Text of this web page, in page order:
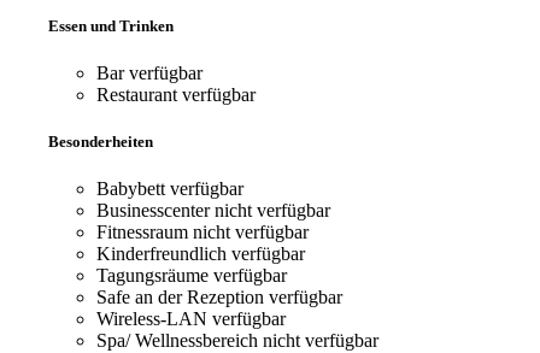
Essen und Trinken
Barverfügbar
Restaurant verfügbar
Besonderheiten
Babybett verfügbar
Businesscenternicht verfügbar
Fitnessraum nicht verfügbar
Kinderfreundlich verfügbar
Tagungsräume verfügbar
Safe an der Rezeption verfügbar
Wireless-LAN verfügbar
Spa/ Wellnessbereich nicht verfügbar